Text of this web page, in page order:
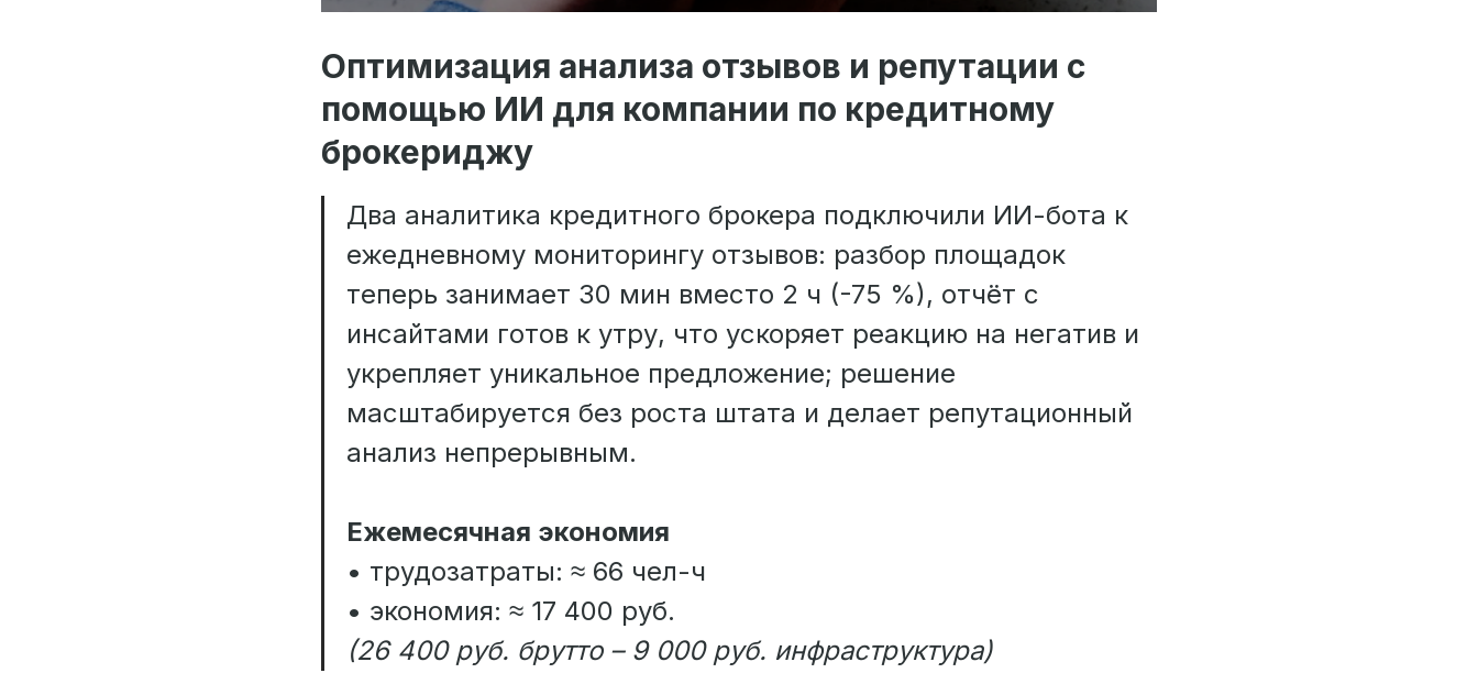
Оптимизация анализа отзывов и репутации с
помощью ИИ для компании по кредитному
брокериджу
Два аналитика кредитного брокера подключили ИИ-бота к
ежедневному мониторингу отзывов: разбор площадок
теперь занимает 30 мин вместо 2 ч (-75 %), отчёт с
инсайтами готов к утру, что ускоряет реакцию на негатив и
укрепляет уникальное предложение; решение
масштабируется без роста штата и делает репутационный
анализ непрерывным.
Ежемесячная экономия
• трудозатраты: ≈ 66 чел-ч
• экономия: ≈ 17 400 руб.
(26 400 руб. брутто – 9 000 руб. инфраструктура)